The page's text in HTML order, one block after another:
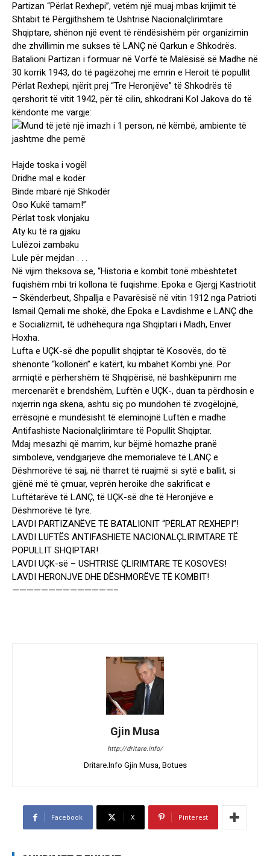
Partizan “Përlat Rexhepi”, vetëm një muaj mbas krijimit të
Shtabit të Përgjithshëm të Ushtrisë Nacionalçlirimtare
Shqiptare, shënon një event të rëndësishëm për organizimin
dhe zhvillimin me sukses të LANÇ në Qarkun e Shkodrës.
Batalioni Partizan i formuar në Vorfë të Malësisë së Madhe në
30 korrik 1943, do të pagëzohej me emrin e Heroit të popullit
Përlat Rexhepi, njërit prej “Tre Heronjëve” të Shkodrës të
qershorit të vitit 1942, për të cilin, shkodrani Kol Jakova do të
këndonte me vargje:
Hajde toska i vogël
Dridhe mal e kodër
Binde mbarë një Shkodër
Oso Kukë tamam!”
Përlat tosk vlonjaku
Aty ku të ra gjaku
Lulëzoi zambaku
Lule për mejdan . . .
Në vijim theksova se, “Historia e kombit tonë mbështetet
fuqishëm mbi tri kollona të fuqishme: Epoka e Gjergj Kastriotit
– Skënderbeut, Shpallja e Pavarësisë në vitin 1912 nga Patrioti
Ismail Qemali me shokë, dhe Epoka e Lavdishme e LANÇ dhe
e Socializmit, të udhëhequra nga Shqiptari i Madh, Enver
Hoxha.
Lufta e UÇK-së dhe popullit shqiptar të Kosovës, do të
shënonte “kollonën” e katërt, ku mbahet Kombi ynë. Por
armiqtë e përhershëm të Shqipërisë, në bashkëpunim me
mercenarët e brendshëm, Luftën e UÇK-, duan ta përdhosin e
nxjerrin nga skena, ashtu siç po mundohen të zvogëlojnë,
errësojnë e mundësisht të eleminojnë Luftën e madhe
Antifashiste Nacionalçlirimtare të Popullit Shqiptar.
Mdaj mesazhi që marrim, kur bëjmë homazhe pranë
simboleve, vendgjarjeve dhe memorialeve të LANÇ e
Dëshmorëve të saj, në tharret të ruajmë si sytë e ballit, si
gjënë më të çmuar, veprën heroike dhe sakrificat e
Luftëtarëve të LANÇ, të UÇK-së dhe të Heronjëve e
Dëshmorëve të tyre.
LAVDI PARTIZANËVE TË BATALIONIT “PËRLAT REXHEPI”!
LAVDI LUFTËS ANTIFASHIETE NACIONALÇLIRIMTARE TË
POPULLIT SHQIPTAR!
LAVDI UÇK-së – USHTRISË ÇLIRIMTARE TË KOSOVËS!
LAVDI HERONJVE DHE DËSHMORËVE TË KOMBIT!
——————————————–
Gjin Musa
http://dritare.info/
Dritare.Info Gjin Musa, Botues
Facebook X Pinterest